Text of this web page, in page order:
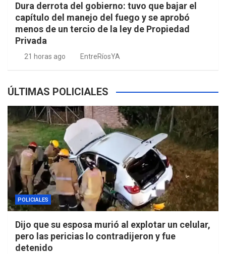
Dura derrota del gobierno: tuvo que bajar el
capítulo del manejo del fuego y se aprobó
menos de un tercio de la ley de Propiedad
Privada
21 horas ago EntreRíosYA
ÚLTIMAS POLICIALES
POLICIALES
Dijo que su esposa murió al explotar un celular,
pero las pericias lo contradijeron y fue
detenido